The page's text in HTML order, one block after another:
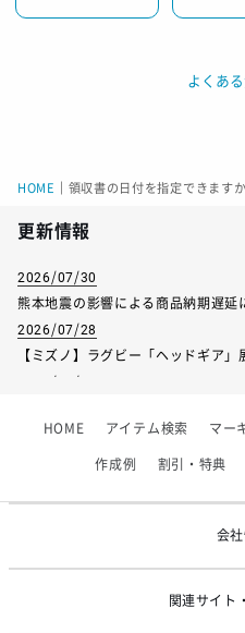
よくあ
HOME 領収書の日付を指定できますか
更新情報
2026/07/30
熊本地震の影響による商品納期遅延
2026/07/28
【ミズノ】ラグビー「ヘッドギア
2026/06/09
【アシックス】一部商品「生地の
HOME アイテム検索 マー
作成例 割引・特典
会
関連サイト